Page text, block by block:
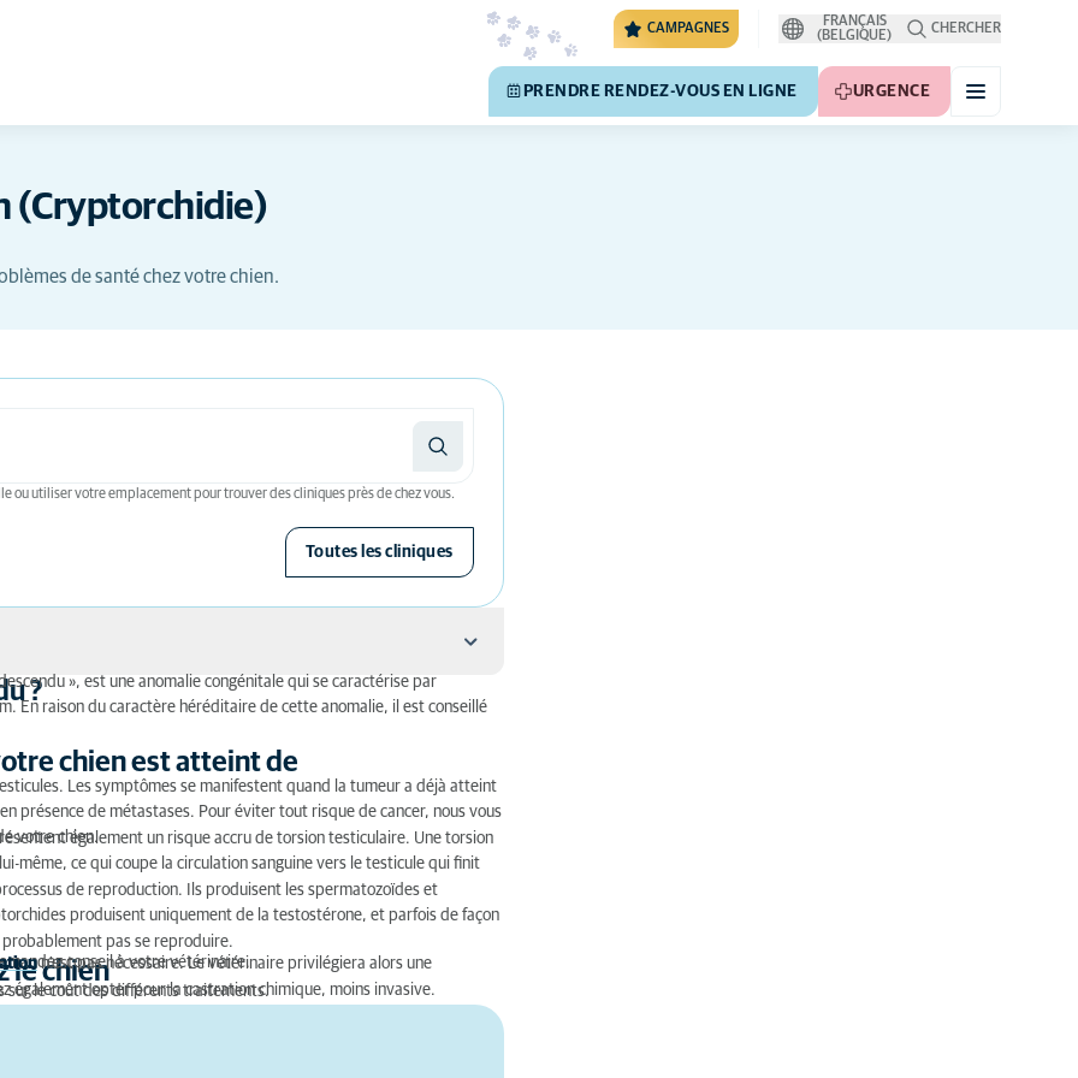
CAMPAGNES
FRANÇAIS
(BELGIQUE)
CHERCHER
PRENDRE RENDEZ-VOUS EN LIGNE URGENCE
(Cryptorchidie)
de santé chez votre chien.
ou utiliser votre emplacement pour trouver des cliniques près de chez vous.
Toutes les cliniques
atteint de cryptorchidie ?
?
», est une anomalie congénitale qui se caractérise par
En raison du caractère héréditaire de cette anomalie, il est conseillé
chien est atteint de
Les symptômes se manifestent quand la tumeur a déjà atteint
présence de métastases. Pour éviter tout risque de cancer, nous vous
votre chien.également un risque accru de torsion testiculaire. Une torsion
même, ce qui coupe la circulation sanguine vers le testicule qui finit
de reproduction. Ils produisent les spermatozoïdes et
produisent uniquement de la testostérone, et parfois de façon
pas se reproduire.
le chienconseil à votre vétérinaire.
n'est pas nécessaire. Le vétérinaire privilégiera alors une
également opter pour la castration chimique, moins invasive.
sur le coût des différents traitements.